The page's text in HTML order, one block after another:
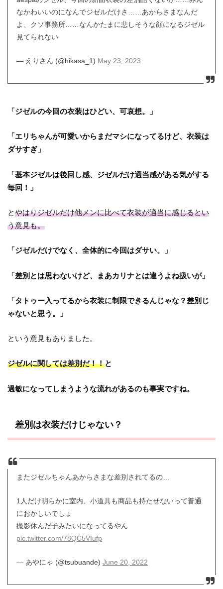
なかわいいのになんでジゼルだけさ……あからさまなんだ
よ、クソ事務所……なんかたまに悲しそうな顔になるジゼル
見てられない
— えりさん (@hikasa_1) May 23, 2023
「ジゼルの今回の衣装はひどい、可哀想。」
「エリちゃんが可愛いからまだマシになってるけど、衣装は
ダサすぎ」
「基本ジゼルは後回し感、ジゼルだけ適当感がある気がする
毎回！」
とやはりジゼルだけ他メンに比べて衣装が適当に感じるとい
う意見も。
「ジゼルだけでなく、全体的に今回はダサい。」
「差別とは思わないけど、まあカリナとは違うよね扱いが」
「タトゥー入ってるから衣装に制限できるんじゃな？差別じ
ゃないと思う。」
という意見もありました。
ジゼルに関しては差別だ！！と
過敏になってしまうような流れがあるのも事実ですね。
差別は衣装だけじゃない？
またジゼルちゃんあからさまな差別されてるの…
1人だけ明らかに室内、小道具も商品も持たせないって普通
におかしいでしょ
撮影休んだ子みたいになってるやん
pic.twitter.com/78QC5VIufp
— あやにゃ (@tsubuande) June 20, 2022